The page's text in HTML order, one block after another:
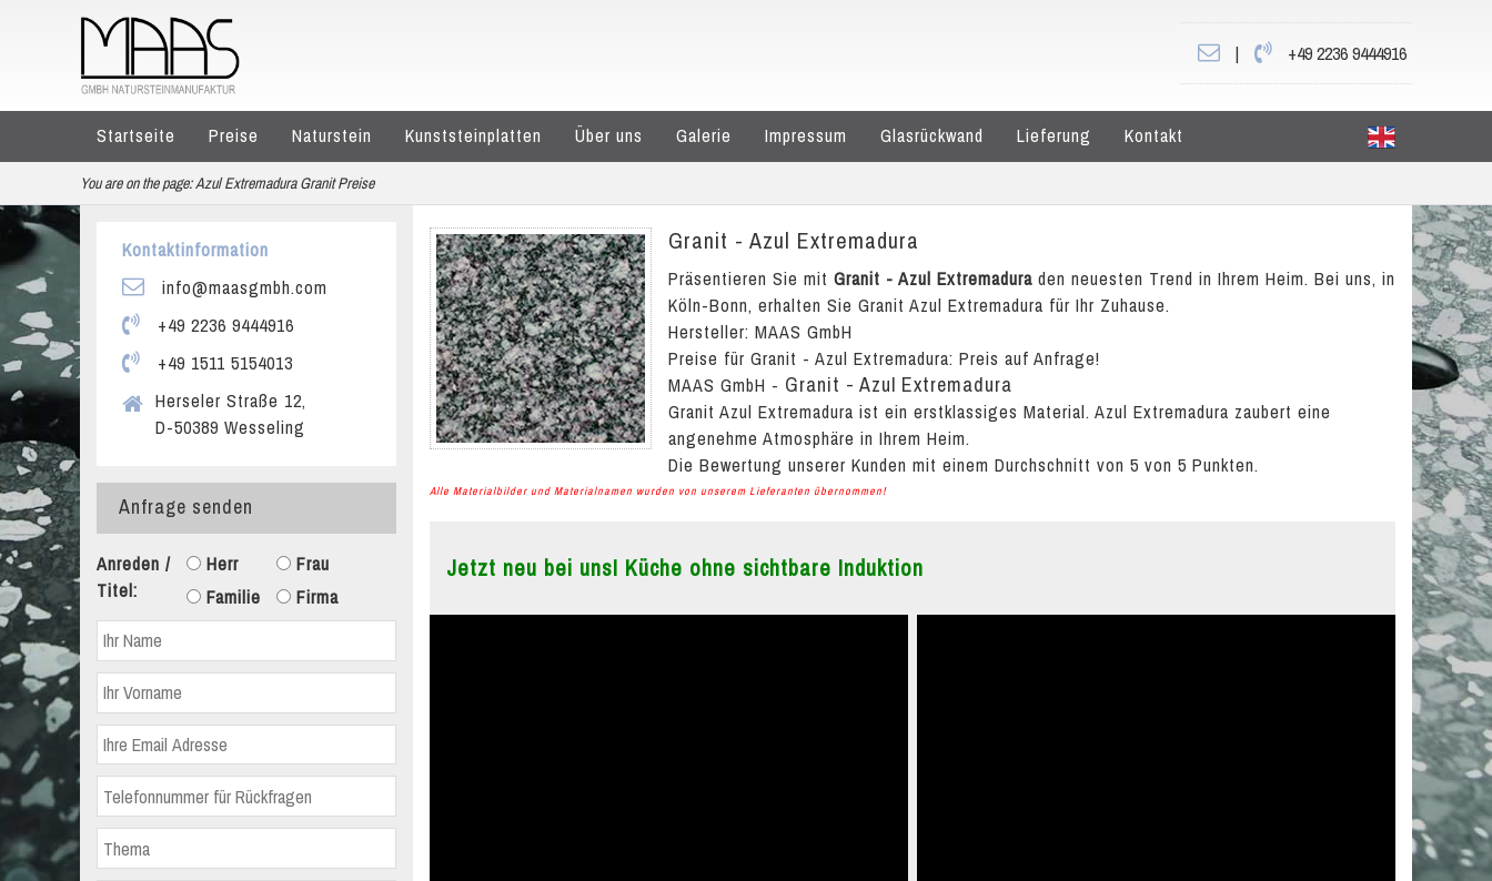
| +49 2236 9444916
Startseite Preise Naturstein Kunststeinplatten Über uns Galerie Impressum Glasrückwand Lieferung Kontakt
You are on the page:Azul Extremadura Granit Preise
Granit - Azul Extremadura
Präsentieren Sie mit Granit - Azul Extremadura den neuesten Trend in Ihrem Heim. Bei uns, in
Köln-Bonn, erhalten Sie Granit Azul Extremadura für Ihr Zuhause.
Hersteller: MAAS GmbH
Preise für Granit - Azul Extremadura: Preis auf Anfrage!
MAAS GmbH - Granit - Azul Extremadura
Granit Azul Extremadura ist ein erstklassiges Material. Azul Extremadura zaubert eine
angenehme Atmosphäre in Ihrem Heim.
Die Bewertung unserer Kunden mit einem Durchschnitt von 5 von 5 Punkten.
Alle Materialbilder und Materialnamen wurden von unserem Lieferanten übernommen!
Jetzt neu bei uns! Küche ohne sichtbare Induktion
Kontaktinformation
info@maasgmbh.com
+49 2236 9444916
+49 1511 5154013
Herseler Straße 12,
D-50389 Wesseling
Anfrage senden
Anreden /
Titel:
Herr
Frau
Familie
Firma